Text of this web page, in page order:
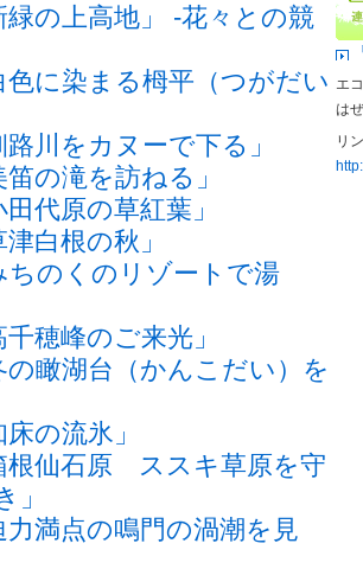
エ
は
リ
緑の上高地」 -花々との競
色に染まる栂平（つがだい
川をカヌーで下る」
の滝を訪ねる」
代原の草紅葉」
白根の秋」
ちのくのリゾートで湯
穂峰のご来光」
の瞰湖台（かんこだい）を
の流氷」
根仙石原 ススキ草原を守
」
力満点の鳴門の渦潮を見